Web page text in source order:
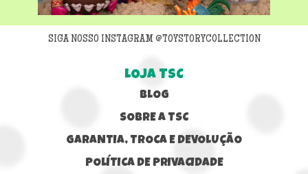
SIGA NOSSO INSTAGRAM @TOYSTORYCOLLECTION
LOJA TSC
BLOG
SOBRE A TSC
GARANTIA, TROCA E DEVOLUÇÃO
POLÍTICA DE PRIVACIDADE